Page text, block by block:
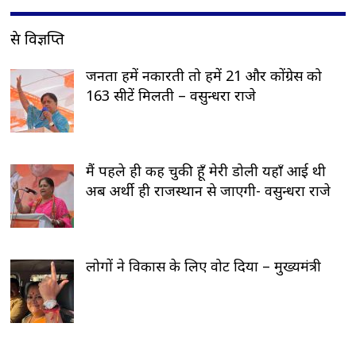
प्रेस विज्ञप्ति
जनता हमें नकारती तो हमें 21 और कोंग्रेस को
163 सीटें मिलती – वसुन्धरा राजे
मैं पहले ही कह चुकी हूँ मेरी डोली यहाँ आई थी
अब अर्थी ही राजस्थान से जाएगी- वसुन्धरा राजे
लोगों ने विकास के लिए वोट दिया – मुख्यमंत्री